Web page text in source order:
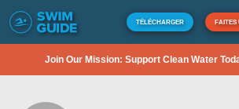
TÉLÉCHARGER FAITES
Join Our Mission: Support Clean Water